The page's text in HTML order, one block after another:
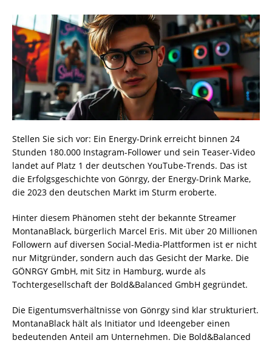
Stellen Sie sich vor: Ein Energy-Drink erreicht binnen 24
Stunden 180.000 Instagram-Follower und sein Teaser-Video
landet auf Platz 1 der deutschen YouTube-Trends. Das ist
die Erfolgsgeschichte von Gönrgy, der Energy-Drink Marke,
die 2023 den deutschen Markt im Sturm eroberte.
Hinter diesem Phänomen steht der bekannte Streamer
MontanaBlack, bürgerlich Marcel Eris. Mit über 20 Millionen
Followern auf diversen Social-Media-Plattformen ist er nicht
nur Mitgründer, sondern auch das Gesicht der Marke. Die
GÖNRGY GmbH, mit Sitz in Hamburg, wurde als
Tochtergesellschaft der Bold&Balanced GmbH gegründet.
Die Eigentumsverhältnisse von Gönrgy sind klar strukturiert.
MontanaBlack hält als Initiator und Ideengeber einen
bedeutenden Anteil am Unternehmen. Die Bold&Balanced